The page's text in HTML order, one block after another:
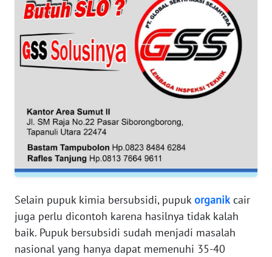
Selain pupuk kimia bersubsidi, pupuk organikcair
juga perlu dicontoh karena hasilnya tidak kalah
baik. Pupuk bersubsidi sudah menjadi masalah
nasional yang hanya dapat memenuhi 35-40
PAPUA
BARAT
WN
RIAU
SERAMBI
WN
JAMBI
SULTRA
WN
NTB